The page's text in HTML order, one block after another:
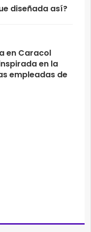
diseñada así?
en Caracol
en la
empleadas de